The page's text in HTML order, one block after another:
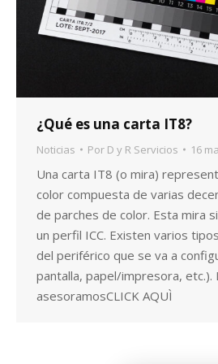
¿Qué es una carta IT8?
Noticias Por D y R Servicios 16
Una carta IT8 (o mira)
color compuesta de varias
de parches de color. Esta mira
un perfil ICC. Existen varios
del periférico que se va a
pantalla, papel/impresora, etc.).
asesoramosCLICK AQUÌ